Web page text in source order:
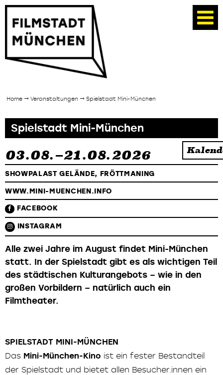
Home → Veranstaltungen → Spielstadt Mini-München
Spielstadt Mini-München
03.08.–21.08.2026
SHOWPALAST GELÄNDE, FRÖTTMANING
WWW.MINI-MUENCHEN.INFO
FACEBOOK
INSTAGRAM
Alle zwei Jahre im August findet Mini-München
statt. In der Spielstadt gibt es als wichtigen Teil
des städtischen Kulturangebots – wie in den
großen Vorbildern – natürlich auch ein
Filmtheater.
SPIELSTADT MINI-MÜNCHEN
Das Mini-München-Kino ist ein fester Bestandteil
der Spielstadt und bietet allen Besucher.innen ein